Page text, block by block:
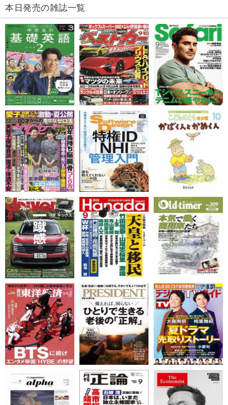
本日発売の雑誌一覧